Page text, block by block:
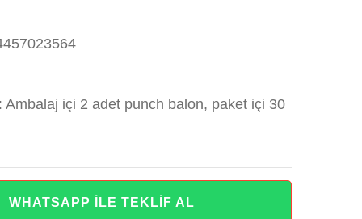
Ambalaj içi 2 adet punch balon, paket içi 30
WHATSAPP İLE TEKLİF AL